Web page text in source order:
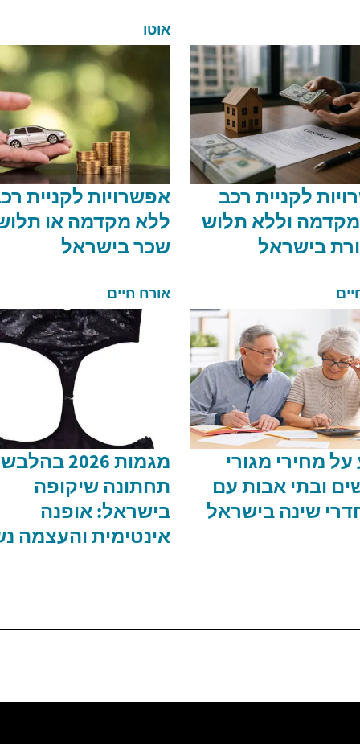
לקניית רכב
וללא תלוש
בישראל
אוטו
אפשרויות לקניית
ללא מקדמה או
שכר בישראל
על מחירי מגורי
ובתי אבות עם
שינה בישראל
אורח חיים
מגמות 2026
תחתונה שיקופה
בישראל: אופנה
אינטימית והעצמה